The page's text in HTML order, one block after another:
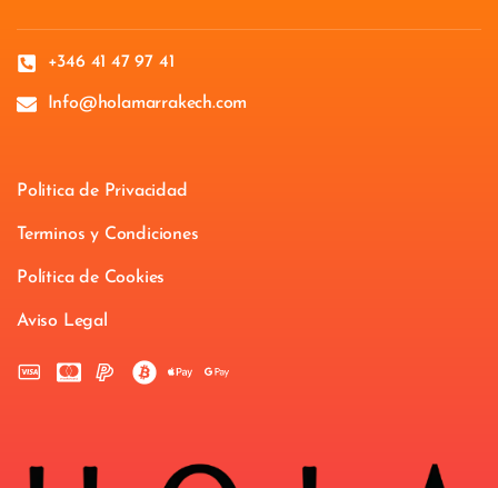
+346 41 47 97 41
Info@holamarrakech.com
Politica de Privacidad
Terminos y Condiciones
Política de Cookies
Aviso Legal